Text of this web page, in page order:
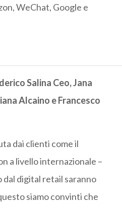
WeChat, Google e
Salina Ceo, Jana
Alcaino e Francesco
dai clienti come il
a livello internazionale –
digital retail saranno
siamo convinti che